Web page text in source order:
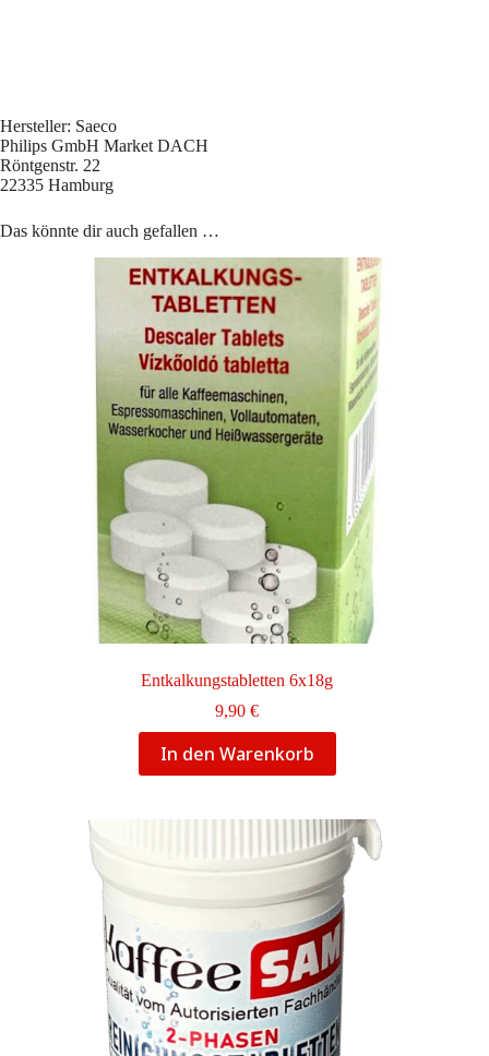
Hersteller: Saeco
Philips GmbH Market DACH
Röntgenstr. 22
22335 Hamburg
Das könnte dir auch gefallen …
Entkalkungstabletten 6x18g
9,90€
In den Warenkorb